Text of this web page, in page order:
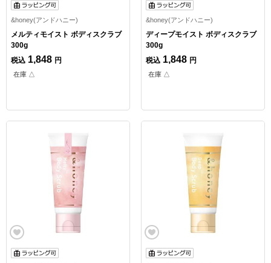
&honey(アンドハニー)
メルティモイスト ボディスクラブ
300g
税込 1,848 円
在庫 △
&honey(アンドハニー)
ディープモイスト ボディスクラブ
300g
税込 1,848 円
在庫 △